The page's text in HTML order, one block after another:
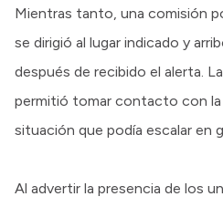
Mientras tanto, una comisión
se dirigió al lugar indicado y
después de recibido el alerta.
permitió tomar contacto con
situación que podía escalar en
Al advertir la presencia de los